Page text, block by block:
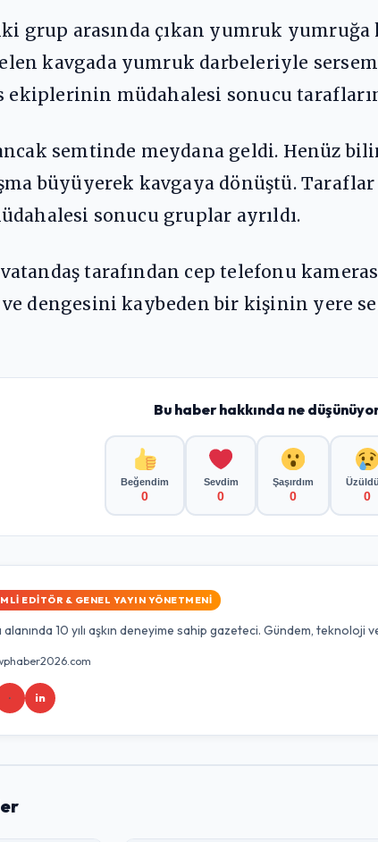
grup arasında çıkan yumruk yumruğa
kavgada yumruk darbeleriyle
müdahalesi sonucu
semtinde meydana geldi. Henüz
büyüyerek kavgaya dönüştü.
sonucu gruplar ayrıldı.
tarafından cep telefonu
dengesini kaybeden bir kişinin yere
Bu haber hakkında ne
Beğendim
0
Sevdim
0
Şaşırdım
0 0
EDITÖR & GENEL YAYIN YÖNETMENI
alanında 10 yılı aşkın deneyime sahip gazeteci. Gündem, teknoloji
in